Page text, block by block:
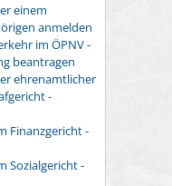
einem
anmelden
im ÖPNV -
beantragen
ehrenamtlicher
-
Finanzgericht -
Sozialgericht -